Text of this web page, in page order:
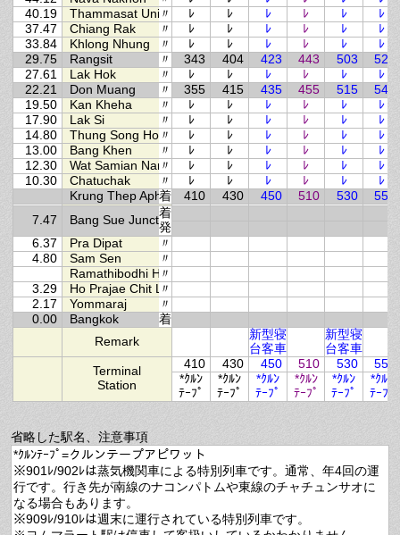
40.19
Thammasat University
〃 ﾚ ﾚ ﾚ ﾚ ﾚ
ﾚ
37.47
Chiang Rak 〃 ﾚ ﾚ ﾚ ﾚ ﾚ
ﾚ
33.84
Khlong Nhung 〃 ﾚ ﾚ ﾚ ﾚ ﾚ
ﾚ
29.75
Rangsit 〃 343 404 423 443 503
529
27.61
Lak Hok 〃 ﾚ ﾚ ﾚ ﾚ ﾚ
ﾚ
22.21
Don Muang 〃 355 415 435 455 515
540
19.50
Kan Kheha 〃 ﾚ ﾚ ﾚ ﾚ ﾚ
ﾚ
17.90
Lak Si 〃 ﾚ ﾚ ﾚ ﾚ ﾚ
ﾚ
14.80
Thung Song Hong
〃 ﾚ ﾚ ﾚ ﾚ ﾚ
ﾚ
13.00
Bang Khen 〃 ﾚ ﾚ ﾚ ﾚ ﾚ
ﾚ
12.30
Wat Samian Nari〃 ﾚ ﾚ ﾚ ﾚ ﾚ
ﾚ
10.30
Chatuchak 〃 ﾚ ﾚ ﾚ ﾚ ﾚ
ﾚ
Krung Thep Aphiwat
着 410 430 450 510 530
555
7.47
Bang Sue Junction
着
発
6.37
Pra Dipat
〃
4.80
Sam Sen
〃
Ramathibodhi Hospital
〃
3.29
Ho Prajae Chit Lada
〃
2.17
Yommaraj
〃
0.00
Bangkok
着
Remark
新型寝
台客車
新型寝
台客車
Terminal
Station
410 430 450 510 530
555
*ｸﾙﾝ
ﾃｰﾌﾟ
*ｸﾙﾝ
ﾃｰﾌﾟ
*ｸﾙﾝ
ﾃｰﾌﾟ
*ｸﾙﾝ
ﾃｰﾌﾟ
*ｸﾙﾝ
ﾃｰﾌﾟ
*ｸﾙﾝ
ﾃｰﾌﾟ
省略した駅名、注意事項
*ｸﾙﾝﾃｰﾌﾟ=クルンテープアピワット
※901ﾚ/902ﾚは蒸気機関車による特別列車です。通常、年4回の運
行です。行き先が南線のナコンパトムや東線のチャチュンサオに
なる場合もあります。
※909ﾚ/910ﾚは週末に運行されている特別列車です。